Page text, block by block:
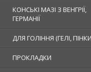
КОНСЬКІ МАЗІ З ВЕНГРІЇ,
ГЕРМАНІЇ
ДЛЯ ГОЛІННЯ (ГЕЛІ,
ПРОКЛАДКИ